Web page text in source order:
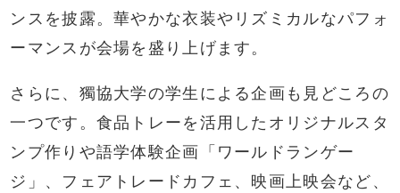
ンスを披露。華やかな衣装やリズミカルなパフォ
ーマンスが会場を盛り上げます。
さらに、獨協大学の学生による企画も見どころの
一つです。食品トレーを活用したオリジナルスタ
ンプ作りや語学体験企画「ワールドランゲー
ジ」、フェアトレードカフェ、映画上映会など、